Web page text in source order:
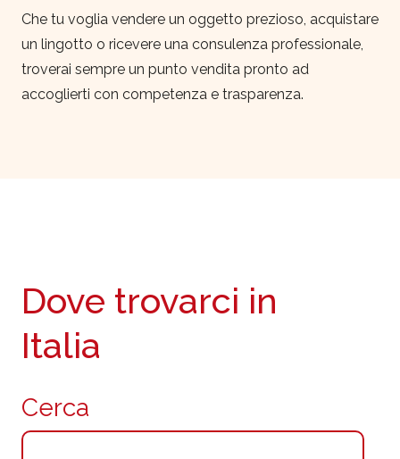
Che tu voglia vendere un oggetto prezioso, acquistare
un lingotto o ricevere una consulenza professionale,
troverai sempre un punto vendita pronto ad
accoglierti con competenza e trasparenza.
Cerca
Dove trovarci in
Italia